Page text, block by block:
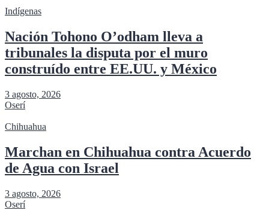
Indígenas
Nación Tohono O’odham lleva a
tribunales la disputa por el muro
construído entre EE.UU. y México
3 agosto, 2026
Oserí
Chihuahua
Marchan en Chihuahua contra Acuerdo
de Agua con Israel
3 agosto, 2026
Oserí